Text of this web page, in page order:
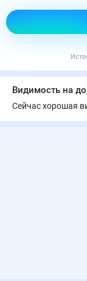
Видимость на
Сейчас хорошая